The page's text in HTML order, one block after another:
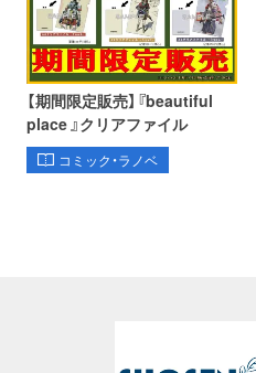
【期間限定販売】『beautiful
place 』クリアファイル
コミック・ラノベ